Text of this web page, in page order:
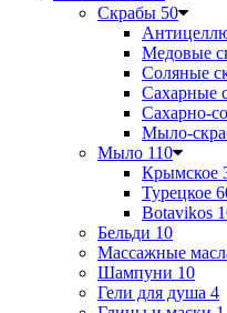
Скрабы 50
Медовые
Соляные
Сахарные
Сахарно-
Мыло-
Мыло 110
Крымское
Турецкое
Botavikos
Бельди 10
Массажные
Шампуни 10
Гели для душа 4